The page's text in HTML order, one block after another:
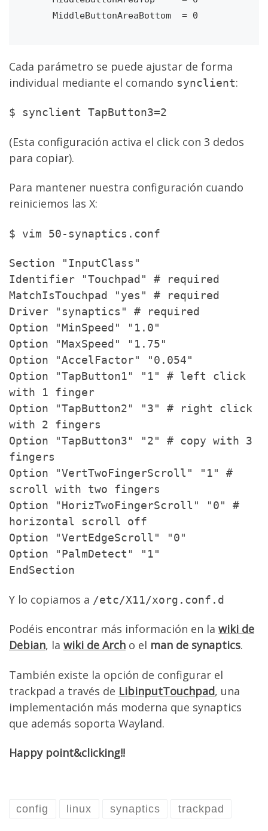
    MiddleButtonAreaBottom  = 0
Cada parámetro se puede ajustar de forma
individual mediante el comando synclient:
$ synclient TapButton3=2
(Esta configuración activa el click con 3 dedos
para copiar).
Para mantener nuestra configuración cuando
reiniciemos las X:
$ vim 50-synaptics.conf
Section "InputClass"
Identifier "Touchpad" # required
MatchIsTouchpad "yes" # required
Driver "synaptics" # required
Option "MinSpeed" "1.0"
Option "MaxSpeed" "1.75"
Option "AccelFactor" "0.054"
Option "TapButton1" "1" # left click
with 1 finger
Option "TapButton2" "3" # right click
with 2 fingers
Option "TapButton3" "2" # copy with 3
fingers
Option "VertTwoFingerScroll" "1" #
scroll with two fingers
Option "HorizTwoFingerScroll" "0" #
horizontal scroll off
Option "VertEdgeScroll" "0"
Option "PalmDetect" "1"
EndSection
Y lo copiamos a /etc/X11/xorg.conf.d
Podéis encontrar más información en la wiki de
Debian, la wiki de Arch o el man de synaptics.
También existe la opción de configurar el
trackpad a través de LibinputTouchpad, una
implementación más moderna que synaptics
que además soporta Wayland.
Happy point&clicking!!
config linux synaptics trackpad